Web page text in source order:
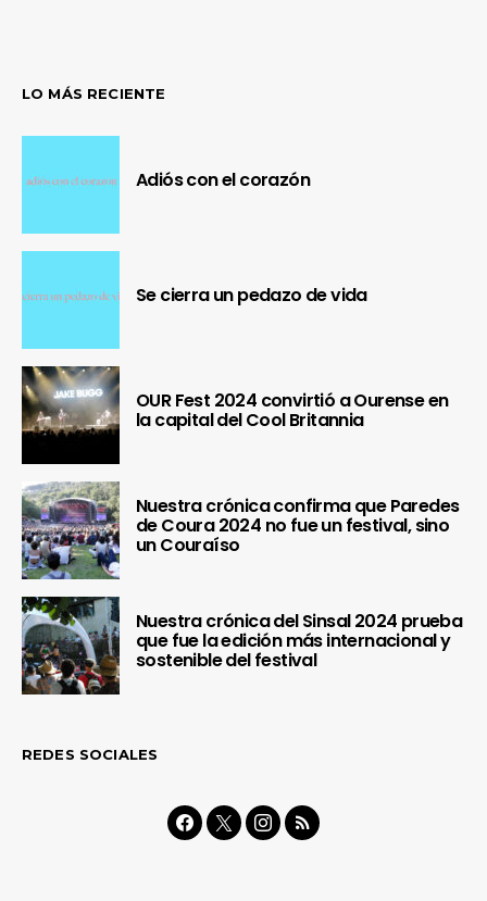
LO MÁS RECIENTE
Adiós con el corazón
Se cierra un pedazo de vida
OUR Fest 2024 convirtió a Ourense en
la capital del Cool Britannia
Nuestra crónica confirma que Paredes
de Coura 2024 no fue un festival, sino
un Couraíso
Nuestra crónica del Sinsal 2024 prueba
que fue la edición más internacional y
sostenible del festival
REDES SOCIALES